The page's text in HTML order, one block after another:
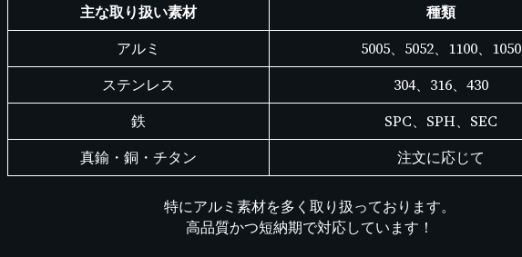
主な取り扱い素材
種類
アルミ
5005、5052、1100、1050
ステンレス
304、316、430
鉄
SPC、SPH、SEC
真鍮・銅・チタン
注文に応じて
特にアルミ素材を多く取り扱っております。
高品質かつ短納期で対応しています！